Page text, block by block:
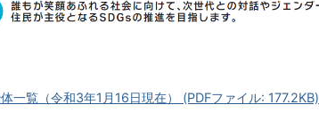
一覧（令和3年1月16日現在） (PDFファイル: 177.2KB)